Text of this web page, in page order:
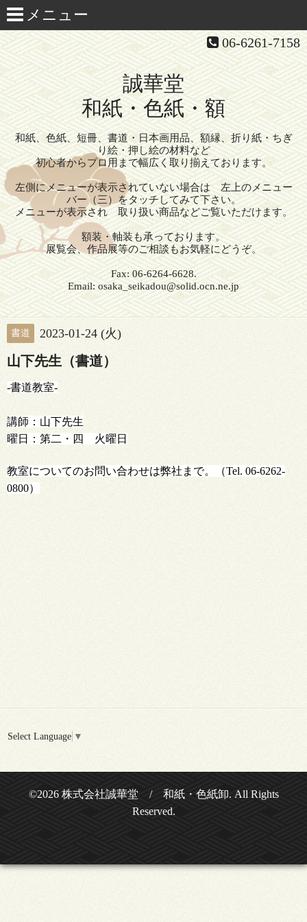
06-6261-7158
誠華堂
和紙・色紙・額
和紙、色紙、短冊、書道・日本画用品、額縁、折り紙・ちぎ
り絵・押し絵の材料など
初心者からプロ用まで幅広く取り揃えております。
左側にメニューが表示されていない場合は 左上のメニュー
バー（三）をタッチしてみて下さい。
メニューが表示され 取り扱い商品などご覧いただけます。
額装・軸装も承っております。
展覧会、作品展等のご相談もお気軽にどうぞ。
Fax: 06-6264-6628.
Email: osaka_seikadou@solid.ocn.ne.jp
書道 2023-01-24 (火)
山下先生（書道）
-書道教室-
講師：山下先生
曜日：第二・四 火曜日
教室についてのお問い合わせは弊社まで。（Tel. 06-6262-
0800）
Select Language ▼
©2026 株式会社誠華堂 / 和紙・色紙卸. All Rights
Reserved.